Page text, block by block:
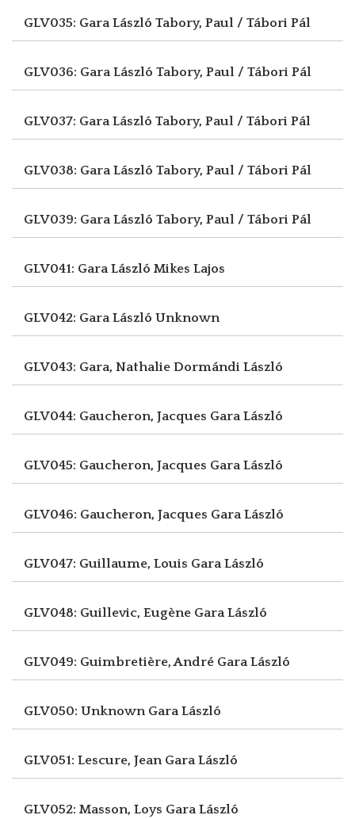
GLV035: Gara László Tabory, Paul / Tábori Pál
GLV036: Gara László Tabory, Paul / Tábori Pál
GLV037: Gara László Tabory, Paul / Tábori Pál
GLV038: Gara László Tabory, Paul / Tábori Pál
GLV039: Gara László Tabory, Paul / Tábori Pál
GLV041: Gara László Mikes Lajos
GLV042: Gara László Unknown
GLV043: Gara, Nathalie Dormándi László
GLV044: Gaucheron, Jacques Gara László
GLV045: Gaucheron, Jacques Gara László
GLV046: Gaucheron, Jacques Gara László
GLV047: Guillaume, Louis Gara László
GLV048: Guillevic, Eugène Gara László
GLV049: Guimbretière, André Gara László
GLV050: Unknown Gara László
GLV051: Lescure, Jean Gara László
GLV052: Masson, Loys Gara László